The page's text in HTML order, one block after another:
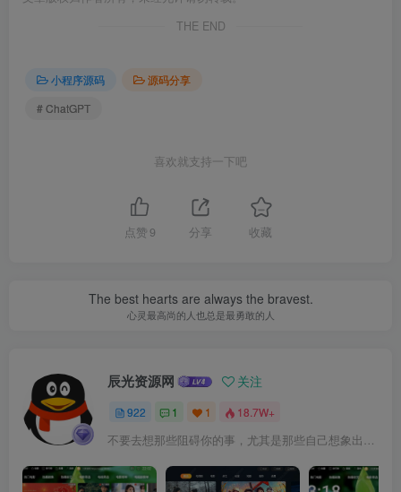
THE END
小程序源码
源码分享
# ChatGPT
喜欢就支持一下吧
点赞 9 分享 收藏
The best hearts are always the bravest.
心灵最高尚的人也总是最勇敢的人
辰光资源网 关注
922 1 1 18.7W+
不要去想那些阻碍你的事，尤其是那些自己想象出来的事